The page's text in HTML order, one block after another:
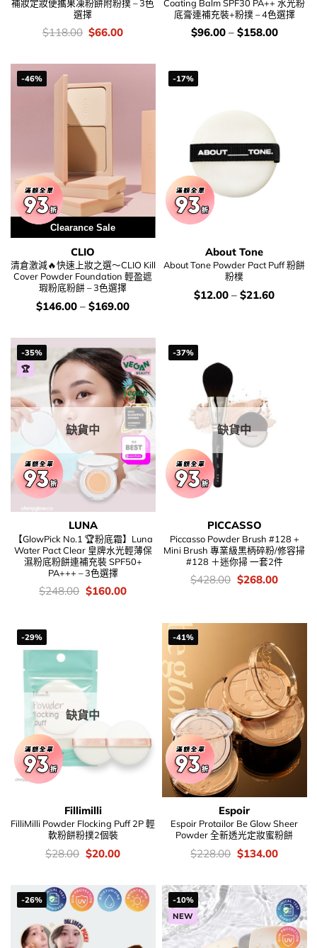
補妝定妝便攜果凍粉餅附粉撲 – 3色
選擇
價
錢：
$118.00 Original
price
$118.00.
$66.00Current
$66.00.
Coating Balm SPF30 PA++ 水光粉
底膏連補充裝+粉撲 – 4色選擇
價
錢：
$96.00– $158.00
-46%
Clearance Sale
CLIO
清倉激減🔥快速上妝之選～CLIO Kill
Cover Powder Foundation 輕盈遮
瑕粉底粉餅 – 3色選擇
價
錢：
$146.00 – $169.00
-17%
About Tone
About Tone Powder Pact Puff 粉餅
粉樸
價
錢：
$12.00 – $21.60
-35%
🏆
缺貨中
LUNA
【GlowPick No.1 🏆粉底霜】Luna
Water Pact Clear 皇牌水光輕薄保
濕粉底粉餅連補充裝 SPF50+
PA+++ – 3色選擇
價
錢：
$248.00 Original
price
$160.00Current
$160.00.
-37%
缺貨中
PICCASSO
Piccasso Powder Brush #128 +
Mini Brush 專業級黑柄碎粉/修容掃
#128 ＋迷你掃 一套2件
價
錢：
$428.00 Original
price
$268.00Current
-29%
缺貨中
Fillimilli
FilliMilli Powder Flocking Puff 2P 輕
軟粉餅粉撲2個裝
價
錢：
$28.00 Original
price
$28.00.
$20.00Current
$20.00.
-41%
Espoir
Espoir Protailor Be Glow Sheer
Powder 全新透光定妝蜜粉餅
價
錢：
$228.00 Original
price
$228.00.
$134.00Current
-26%
-10%
NEW